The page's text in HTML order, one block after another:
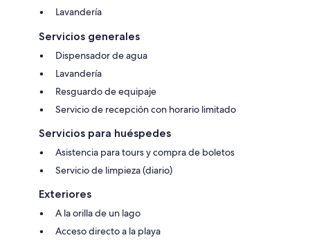
Lavandería
Servicios generales
Dispensador de agua
Lavandería
Resguardo de equipaje
Servicio de recepción con horario limitado
Servicios para huéspedes
Asistencia para tours y compra de boletos
Servicio de limpieza (diario)
Exteriores
A la orilla de un lago
Acceso directo a la playa